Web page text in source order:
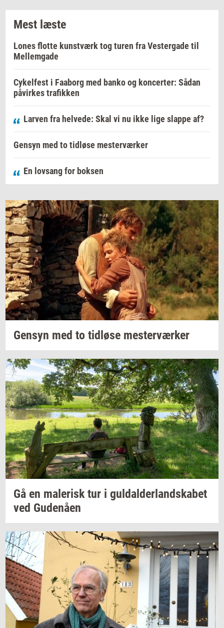
Mest læste
Lones flotte kunstværk tog turen fra Vestergade til
Mellemgade
Cykelfest i Faaborg med banko og koncerter: Sådan
påvirkes trafikken
Larven fra helvede: Skal vi nu ikke lige slappe af?
Gensyn med to tidløse mesterværker
En lovsang for boksen
Gen­syn med to tid­lø­se mester­vær­ker
Gå en ma­le­risktur i gul­dal­der­land­ska­bet
ved Gu­denå­en